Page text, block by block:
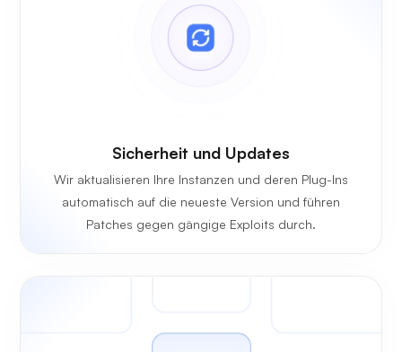
Sicherheit und Updates
Wir aktualisieren Ihre Instanzen und deren Plug-Ins
automatisch auf die neueste Version und führen
Patches gegen gängige Exploits durch.